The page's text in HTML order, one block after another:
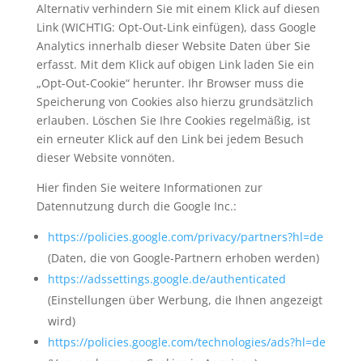
Alternativ verhindern Sie mit einem Klick auf diesen
Link (WICHTIG: Opt-Out-Link einfügen), dass Google
Analytics innerhalb dieser Website Daten über Sie
erfasst. Mit dem Klick auf obigen Link laden Sie ein
„Opt-Out-Cookie“ herunter. Ihr Browser muss die
Speicherung von Cookies also hierzu grundsätzlich
erlauben. Löschen Sie Ihre Cookies regelmäßig, ist
ein erneuter Klick auf den Link bei jedem Besuch
dieser Website vonnöten.
Hier finden Sie weitere Informationen zur
Datennutzung durch die Google Inc.:
https://policies.google.com/privacy/partners?hl=de
(Daten, die von Google-Partnern erhoben werden)
https://adssettings.google.de/authenticated
(Einstellungen über Werbung, die Ihnen angezeigt
wird)
https://policies.google.com/technologies/ads?hl=de